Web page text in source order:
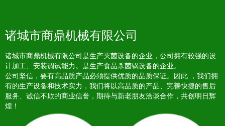
诸城市商鼎机械有限公司
诸城市商鼎机械有限公司是生产灭菌设备的企业，公司拥有较强的设
计加工、安装调试能力。是生产食品杀菌锅设备的企业。
公司坚信，要有高品质产品必须提供优质的品质保证。因此 ，我们拥
有的生产设备和技术实力，我们将以高品质的产品、完善快捷的售后
服务、诚信不欺的商业信誉，期待与新老朋友洽谈合作，共创明日辉
煌！